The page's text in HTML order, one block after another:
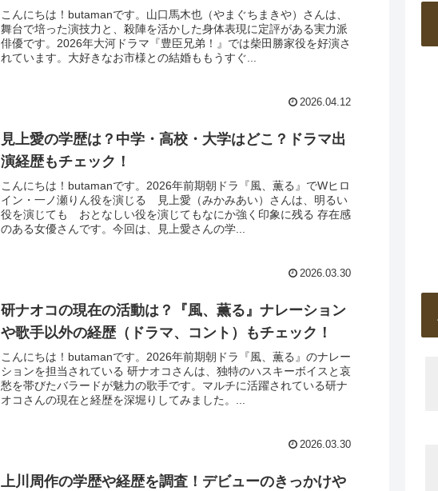
こんにちは！butamanです。山口馬木也（やまぐちまきや）さんは、
舞台で培った演技力と、殺陣を活かした身体表現に定評がある実力派
俳優です。2026年大河ドラマ『豊臣兄弟！』では柴田勝家役を好演さ
れています。大好きなお市様との結婚ももうすぐ...
2026.04.12
見上愛の学歴は？中学・高校・大学はどこ？ドラマ出
演経歴もチェック！
こんにちは！butamanです。2026年前期朝ドラ『風、薫る』でWヒロ
イン・一ノ瀬りん役を演じる 見上愛（みかみあい）さんは、明るい
役を演じても おとなしい役を演じてもなにか強く印象に残る 存在感
のある女優さんです。今回は、見上愛さんの学...
2026.03.30
研ナオコの現在の活動は？『風、薫る』ナレーション
や歌手以外の経歴（ドラマ、コント）もチェック！
こんにちは！butamanです。2026年前期朝ドラ『風、薫る』のナレー
ションを担当されている 研ナオコさんは、独特のハスキーボイスと哀
愁を帯びたバラードが魅力の歌手です。マルチに活躍されている研ナ
オコさんの現在と経歴を深堀りしてみました。...
2026.03.30
上川周作の学歴や経歴を調査！デビューのきっかけや